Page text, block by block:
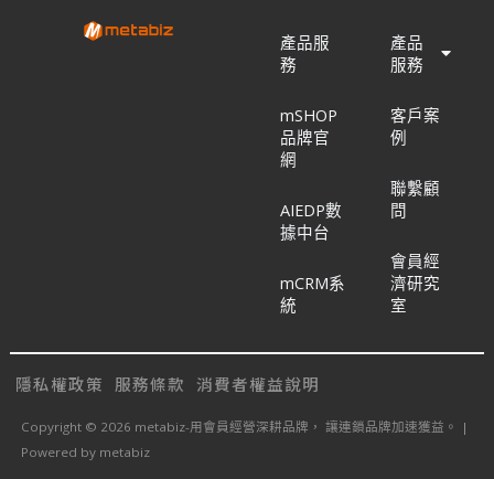
產品服
務
mSHOP
品牌官
網
AIEDP數
據中台
mCRM系
統
產品
服務
客戶案
例
聯繫顧
問
會員經
濟研究
室
Copyright © 2026 metabiz-用會員經營深耕品牌， 讓連鎖品牌加速獲益。 |
Powered by metabiz
隱私權政策 服務條款 消費者權益說明